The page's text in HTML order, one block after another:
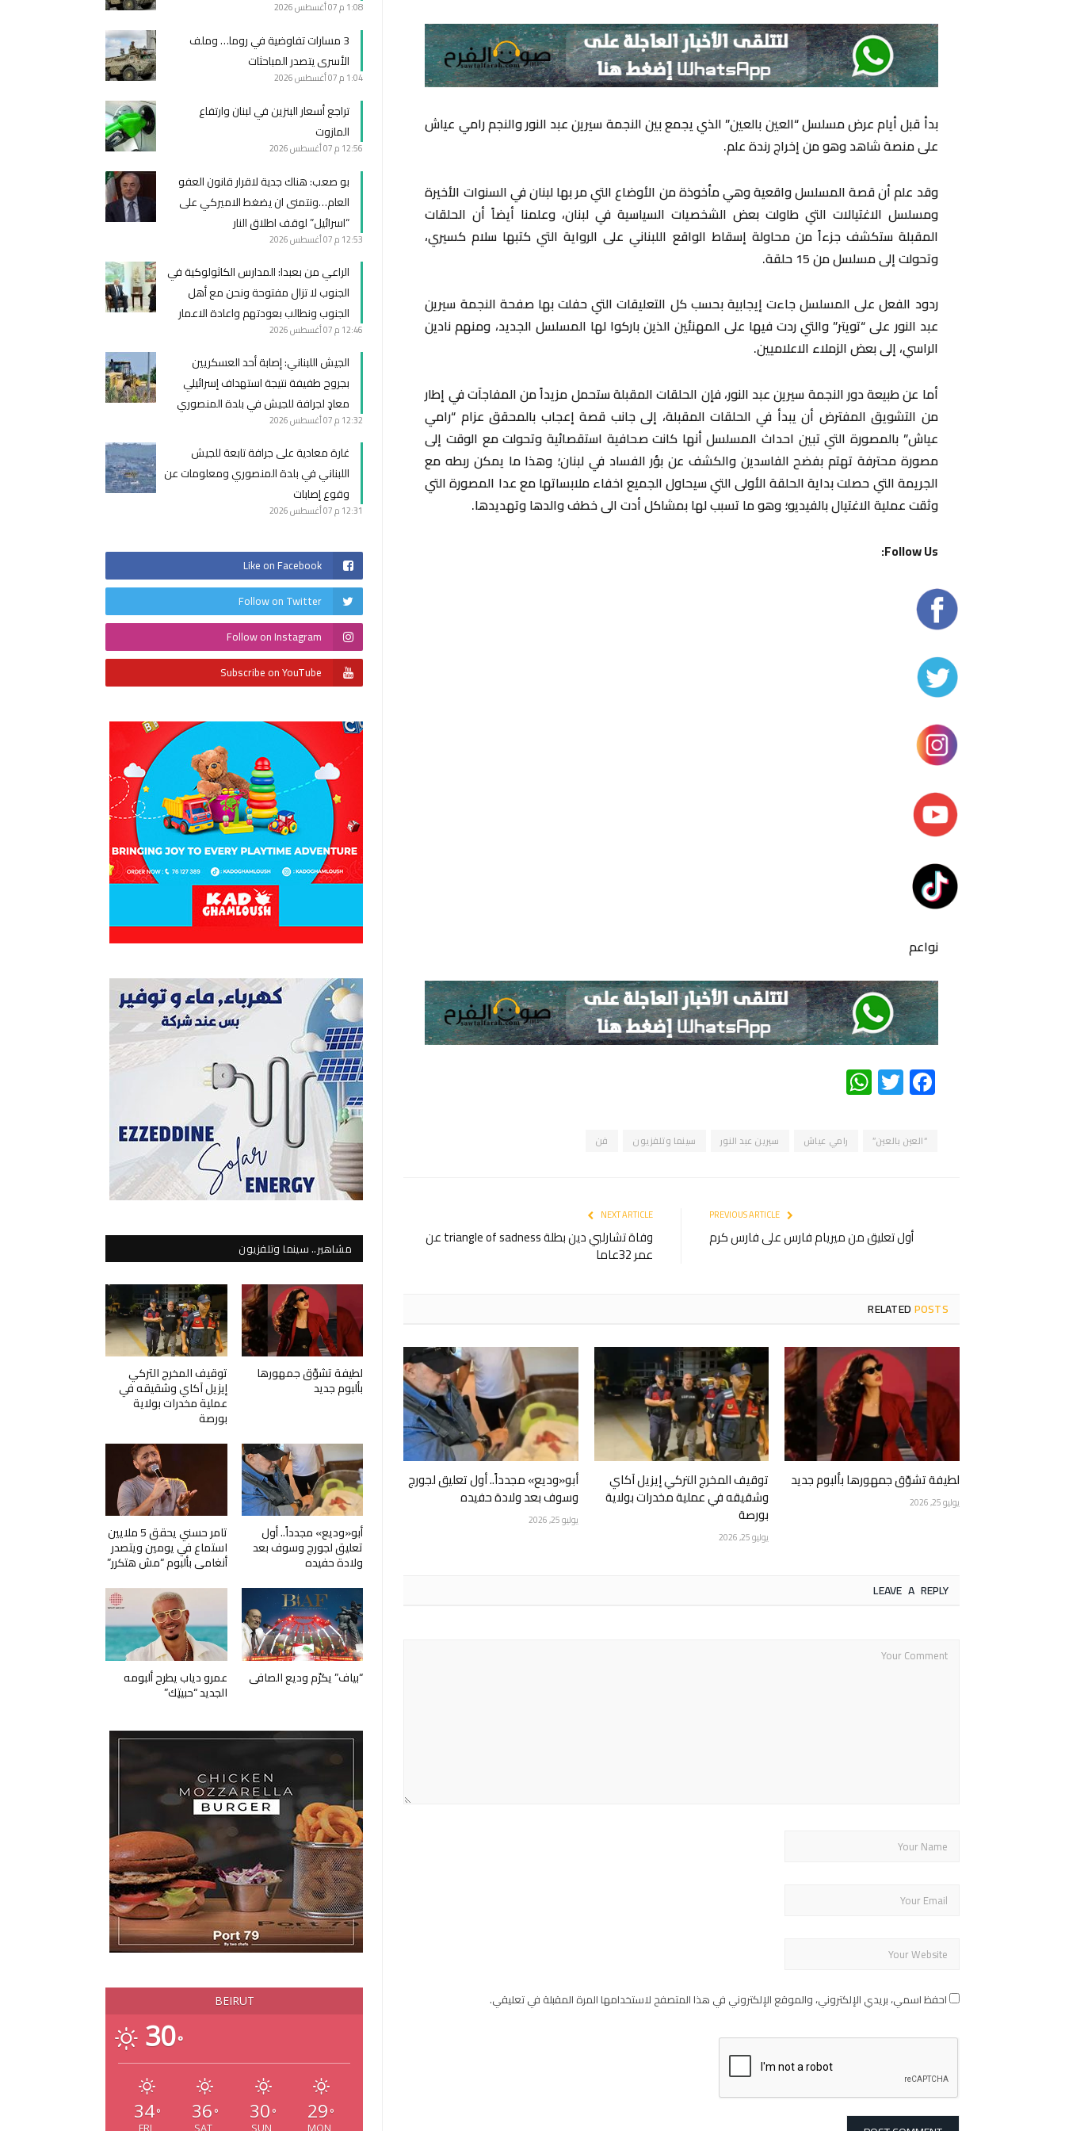
بدأ قبل أيام عرض مسلسل “العين بالعين” الذي يجمع بين النجمة سيرين عبد النور والنجم رامي عياش
على منصة شاهد وهو من إخراج رندة علم.
وقد علم أن قصة المسلسل واقعية وهي مأخوذة من الأوضاع التي مر بها لبنان في السنوات الأخيرة
ومسلسل الاغتيالات التي طاولت بعض الشخصيات السياسية في لبنان، وعلمنا أيضاً أن الحلقات
المقبلة ستكشف جزءاً من محاولة إسقاط الواقع اللبناني على الرواية التي كتبها سلام كسيري،
وتحولت إلى مسلسل من 15 حلقة.
ردود الفعل على المسلسل جاءت إيجابية بحسب كل التعليقات التي حفلت بها صفحة النجمة سيرين
عبد النور على “تويتر” والتي ردت فيها على المهنئين الذين باركوا لها المسلسل الجديد، ومنهم نادين
الراسي، إلى بعض الزملاء الاعلاميين.
أما عن طبيعة دور النجمة سيرين عبد النور، فإن الحلقات المقبلة ستحمل مزيداً من المفاجآت في إطار
من التشويق المفترض أن يبدأ في الحلقات المقبلة، إلى جانب قصة إعجاب بالمحقق عزام “رامي
عياش” بالمصورة التي تبين احداث المسلسل أنها كانت صحافية استقصائية وتحولت مع الوقت إلى
مصورة محترفة تهتم بفضح الفاسدين والكشف عن بؤر الفساد في لبنان؛ وهذا ما يمكن ربطه مع
الجريمة التي حصلت بداية الحلقة الأولى التي سيحاول الجميع اخفاء ملابساتها مع عدا المصورة التي
وثقت عملية الاغتيال بالفيديو؛ وهو ما تسبب لها بمشاكل أدت الى خطف والدها وتهديدها.
Follow Us:
نواعم
Facebook
Twitter
“العين بالعين” رامي عياش سيرين عبد النور سينما وتلفزيون فن
أول تعليق من ميريام فارس على فارس كرم
NEXT ARTICLE
وفاة تشارلبي دين بطلة triangle of sadness عن
عمر 32عاما
RELATEDPOSTS
لطيفة تشوّق جمهورها بألبوم جديد
يوليو 25, 2026
توقيف المخرج التركي إيزيل آكاي
وشقيقه في عملية مخدرات بولاية
بورصة
يوليو 25, 2026
أبو«وديع» مجدداً.. أول تعليق لجورج
وسوف بعد ولادة حفيده
يوليو 25, 2026
LEAVE A REPLY
احفظ اسمي، بريدي الإلكتروني، والموقع الإلكتروني في هذا المتصفح لاستخدامها المرة المقبلة في تعليقي.
1:08 م 07 أغسطس 2026
3 مسارات تفاوضية في روما… وملف
الأسرى يتصدر المباحثات
1:04 م 07 أغسطس 2026
تراجع أسعار البنزين في لبنان وارتفاع
المازوت
12:56 م 07 أغسطس 2026
بو صعب: هناك جدية لاقرار قانون العفو
العام…ونتمنى ان يضغط الاميركي على
“اسرائيل” لوقف اطلاق النار
12:53 م 07 أغسطس 2026
الراعي من بعبدا: المدارس الكاثولوكية في
الجنوب لا تزال مفتوحة ونحن مع أهل
الجنوب ونطالب بعودتهم واعادة الاعمار
12:46 م 07 أغسطس 2026
الجيش اللبناني: ‏إصابة أحد العسكريين
بجروح طفيفة نتيجة استهداف إسرائيلي
معادٍ لجرافة للجيش في بلدة المنصوري
12:32 م 07 أغسطس 2026
غارة معادية على جرافة تابعة للجيش
اللبناني في بلدة المنصوري ومعلومات عن
وقوع إصابات
12:31 م 07 أغسطس 2026
Like on Facebook
Follow on Twitter
Follow on Instagram
Subscribe on YouTube
مشاهير.. سينما وتلفزيون
لطيفة تشوّق جمهورها
بألبوم جديد
توقيف المخرج التركي
إيزيل آكاي وشقيقه في
عملية مخدرات بولاية
بورصة
أبو«وديع» مجدداً.. أول
تعليق لجورج وسوف بعد
ولادة حفيده
تامر حسني يحقق 5 ملايين
استماع في يومين ويتصدر
أنغامي بألبوم “مش هتكرر”
“بياف” يكرّم وديع الصافي عمرو دياب يطرح ألبومه
الجديد “حبيتِك”
BEIRUT
30°
34°
FRI
36 °
SAT
30 °
SUN
29 °
MON